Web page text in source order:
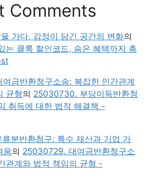
Comments
가다, 감정이 담긴 공간의 변화의
는 클룩 할인코드, 숨은 혜택까지 총
금반환청구소송: 복잡한 인간관계
균형의 25030730. 부당이득반환청
취득에 대한 법적 해결책 -
분반환청구: 특수 재산과 기업 가
움의 25030729. 대여금반환청구소
관계와 법적 책임의 균형 -